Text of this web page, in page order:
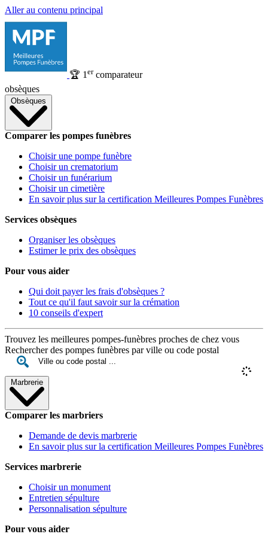
Aller au contenu principal
🏆 1 ercomparateur
obsèques
Obsèques
Comparer les pompes funèbres
Choisir une pompe funèbre
Choisir un crematorium
Choisir un funérarium
Choisir un cimetière
En savoir plus sur la certification Meilleures Pompes Funèbres
Services obsèques
Organiser les obsèques
Estimer le prix des obsèques
Pour vous aider
Qui doit payer les frais d'obsèques ?
Tout ce qu'il faut savoir sur la crémation
10 conseils d'expert
Trouvez les meilleures pompes-funèbres proches de chez vous
Rechercher des pompes funèbres par ville ou code postal
Marbrerie
Comparer les marbriers
Demande de devis marbrerie
En savoir plus sur la certification Meilleures Pompes Funèbres
Services marbrerie
Choisir un monument
Entretien sépulture
Personnalisation sépulture
Pour vous aider